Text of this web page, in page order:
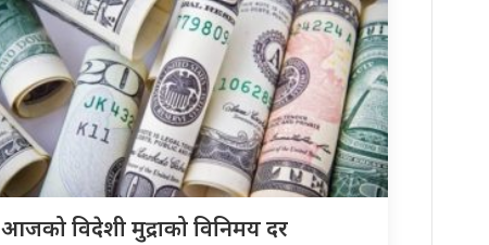
आजको विदेशी मुद्राको विनिमय दर